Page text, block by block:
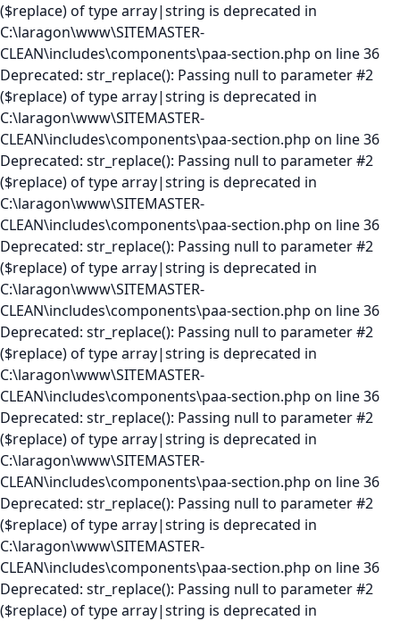
($replace) of type array|string is deprecated in
C:\laragon\www\SITEMASTER-
CLEAN\includes\components\paa-section.php on line 36
Deprecated: str_replace(): Passing null to parameter #2
($replace) of type array|string is deprecated in
C:\laragon\www\SITEMASTER-
CLEAN\includes\components\paa-section.php on line 36
Deprecated: str_replace(): Passing null to parameter #2
($replace) of type array|string is deprecated in
C:\laragon\www\SITEMASTER-
CLEAN\includes\components\paa-section.php on line 36
Deprecated: str_replace(): Passing null to parameter #2
($replace) of type array|string is deprecated in
C:\laragon\www\SITEMASTER-
CLEAN\includes\components\paa-section.php on line 36
Deprecated: str_replace(): Passing null to parameter #2
($replace) of type array|string is deprecated in
C:\laragon\www\SITEMASTER-
CLEAN\includes\components\paa-section.php on line 36
Deprecated: str_replace(): Passing null to parameter #2
($replace) of type array|string is deprecated in
C:\laragon\www\SITEMASTER-
CLEAN\includes\components\paa-section.php on line 36
Deprecated: str_replace(): Passing null to parameter #2
($replace) of type array|string is deprecated in
C:\laragon\www\SITEMASTER-
CLEAN\includes\components\paa-section.php on line 36
Deprecated: str_replace(): Passing null to parameter #2
($replace) of type array|string is deprecated in